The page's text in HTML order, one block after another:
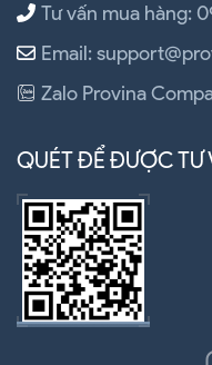
Tư vấn mua hàng:
Email:
Zalo Provina
QUÉT ĐỂ ĐƯỢC TƯ